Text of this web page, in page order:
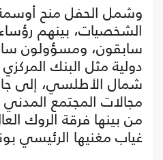
وشمل الحفل منح
الشخصيات، بينهم
سابقون، ومسؤولون
دولية مثل البنك
شمال الأطلسي، إلى
مجالات المجتمع المدني
من بينها فرقة الروك
غياب مغنيها الرئيسي